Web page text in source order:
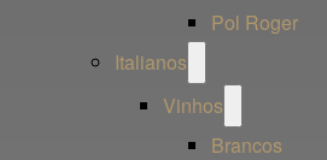
Pol Roger
Italianos
menu
Vinhos
menu
Brancos